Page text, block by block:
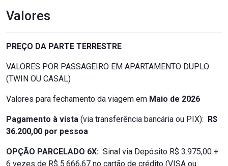
Valores
PREÇO DA PARTE TERRESTRE
VALORES POR PASSAGEIRO EM APARTAMENTO DUPLO
(TWIN OU CASAL)
Valores para fechamento da viagem em Maio de 2026
Pagamento à vista (via transferência bancária ou PIX): R$
36.200,00 por pessoa
OPÇÃO PARCELADO 6X: Sinal via Depósito R$ 3.975,00 +
6 vezes de R$ 5.666,67 no cartão de crédito (VISA ou